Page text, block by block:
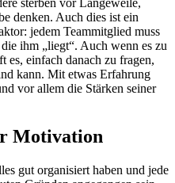
denken. Auch dies ist ein
jedem Teammitglied muss
ihm „liegt“. Auch wenn es zu
einfach danach zu fragen,
kann. Mit etwas Erfahrung
vor allem die Stärken seiner
Motivation
gut organisiert haben und jede